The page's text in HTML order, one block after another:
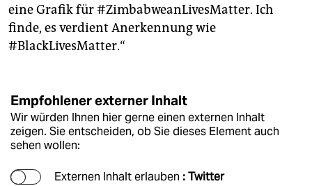
eine Grafik für #ZimbabweanLivesMatter. Ich
finde, es verdient Anerkennung wie
#BlackLivesMatter.“
Empfohlener externer Inhalt
Wir würden Ihnen hier gerne einen externen Inhalt
zeigen. Sie entscheiden, ob Sie dieses Element auch
sehen wollen:
Externen Inhalt erlauben : Twitter